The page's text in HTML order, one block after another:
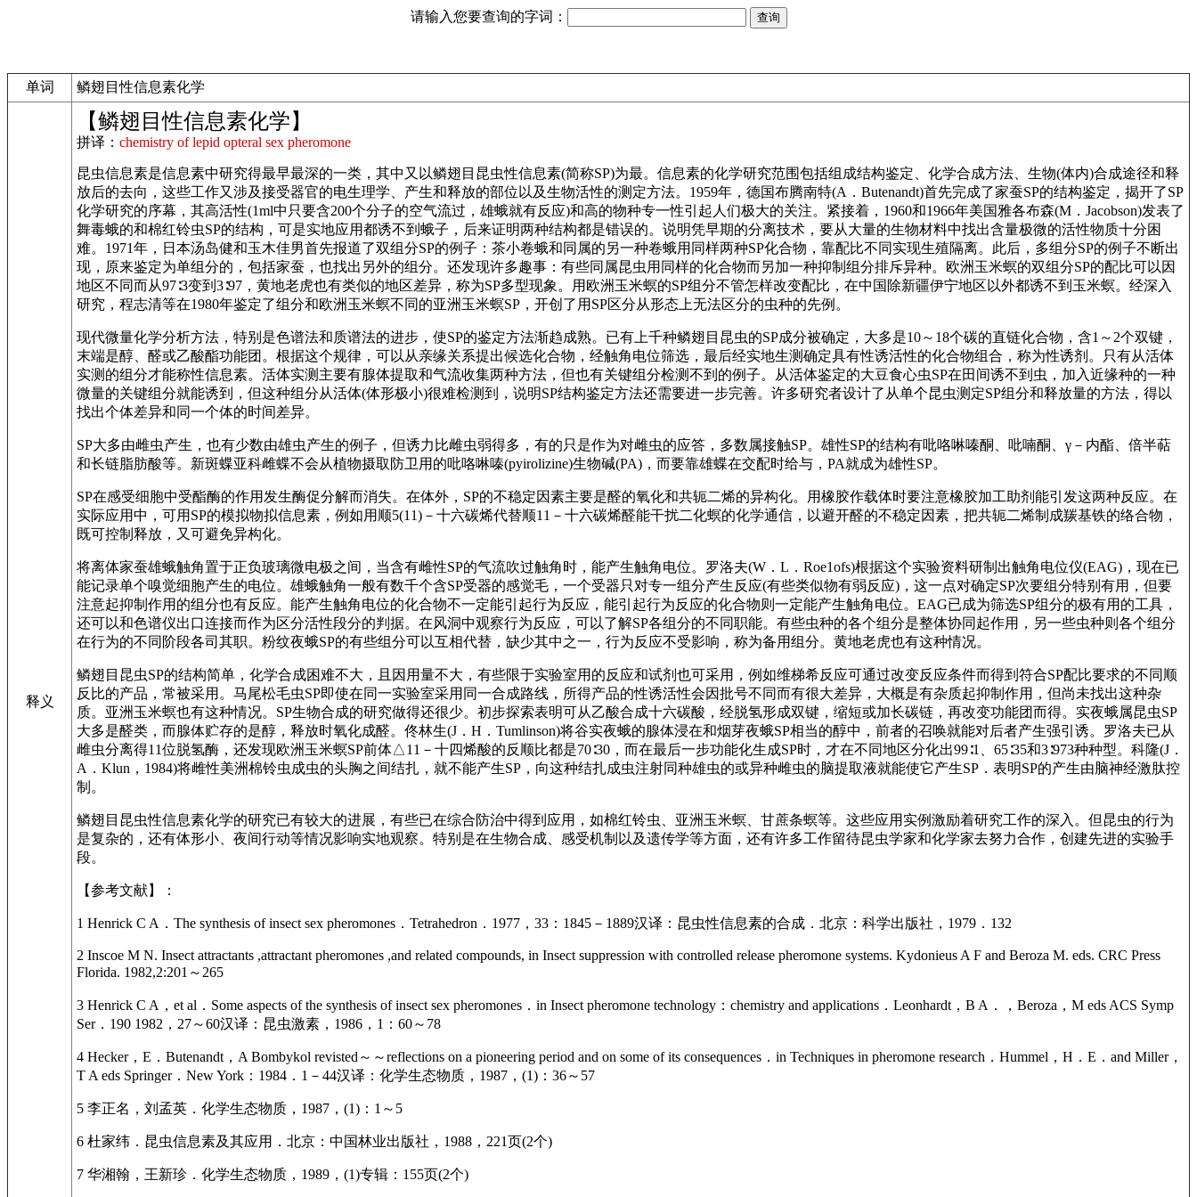
请输入您要查询的字词：
单词 鳞翅目性信息素化学
释义
【鳞翅目性信息素化学】
拼译： chemistry of lepid opteral sex pheromone
昆虫信息素是信息素中研究得最早最深的一类，其中又以鳞翅目昆虫性信息素(简称SP)为最。信息素的化学研究范围包括组成结构鉴定、化学合成方法、生物(体内)合成途径和释
放后的去向，这些工作又涉及接受器官的电生理学、产生和释放的部位以及生物活性的测定方法。1959年，德国布腾南特(A．Butenandt)首先完成了家蚕SP的结构鉴定，揭开了SP
化学研究的序幕，其高活性(1ml中只要含200个分子的空气流过，雄蛾就有反应)和高的物种专一性引起人们极大的关注。紧接着，1960和1966年美国雅各布森(M．Jacobson)发表了
舞毒蛾的和棉红铃虫SP的结构，可是实地应用都诱不到蛾子，后来证明两种结构都是错误的。说明凭早期的分离技术，要从大量的生物材料中找出含量极微的活性物质十分困
难。1971年，日本汤岛健和玉木佳男首先报道了双组分SP的例子：茶小卷蛾和同属的另一种卷蛾用同样两种SP化合物，靠配比不同实现生殖隔离。此后，多组分SP的例子不断出
现，原来鉴定为单组分的，包括家蚕，也找出另外的组分。还发现许多趣事：有些同属昆虫用同样的化合物而另加一种抑制组分排斥异种。欧洲玉米螟的双组分SP的配比可以因
地区不同而从97∶3变到3∶97，黄地老虎也有类似的地区差异，称为SP多型现象。用欧洲玉米螟的SP组分不管怎样改变配比，在中国除新疆伊宁地区以外都诱不到玉米螟。经深入
研究，程志清等在1980年鉴定了组分和欧洲玉米螟不同的亚洲玉米螟SP，开创了用SP区分从形态上无法区分的虫种的先例。
现代微量化学分析方法，特别是色谱法和质谱法的进步，使SP的鉴定方法渐趋成熟。已有上千种鳞翅目昆虫的SP成分被确定，大多是10～18个碳的直链化合物，含1～2个双键，
末端是醇、醛或乙酸酯功能团。根据这个规律，可以从亲缘关系提出候选化合物，经触角电位筛选，最后经实地生测确定具有性诱活性的化合物组合，称为性诱剂。只有从活体
实测的组分才能称性信息素。活体实测主要有腺体提取和气流收集两种方法，但也有关键组分检测不到的例子。从活体鉴定的大豆食心虫SP在田间诱不到虫，加入近缘种的一种
微量的关键组分就能诱到，但这种组分从活体(体形极小)很难检测到，说明SP结构鉴定方法还需要进一步完善。许多研究者设计了从单个昆虫测定SP组分和释放量的方法，得以
找出个体差异和同一个体的时间差异。
SP大多由雌虫产生，也有少数由雄虫产生的例子，但诱力比雌虫弱得多，有的只是作为对雌虫的应答，多数属接触SP。雄性SP的结构有吡咯啉嗪酮、吡喃酮、γ－内酯、倍半萜
和长链脂肪酸等。新斑蝶亚科雌蝶不会从植物摄取防卫用的吡咯啉嗪(pyirolizine)生物碱(PA)，而要靠雄蝶在交配时给与，PA就成为雄性SP。
SP在感受细胞中受酯酶的作用发生酶促分解而消失。在体外，SP的不稳定因素主要是醛的氧化和共轭二烯的异构化。用橡胶作载体时要注意橡胶加工助剂能引发这两种反应。在
实际应用中，可用SP的模拟物拟信息素，例如用顺5(11)－十六碳烯代替顺11－十六碳烯醛能干扰二化螟的化学通信，以避开醛的不稳定因素，把共轭二烯制成羰基铁的络合物，
既可控制释放，又可避免异构化。
将离体家蚕雄蛾触角置于正负玻璃微电极之间，当含有雌性SP的气流吹过触角时，能产生触角电位。罗洛夫(W．L．Roe1ofs)根据这个实验资料研制出触角电位仪(EAG)，现在已
能记录单个嗅觉细胞产生的电位。雄蛾触角一般有数千个含SP受器的感觉毛，一个受器只对专一组分产生反应(有些类似物有弱反应)，这一点对确定SP次要组分特别有用，但要
注意起抑制作用的组分也有反应。能产生触角电位的化合物不一定能引起行为反应，能引起行为反应的化合物则一定能产生触角电位。EAG已成为筛选SP组分的极有用的工具，
还可以和色谱仪出口连接而作为区分活性段分的判据。在风洞中观察行为反应，可以了解SP各组分的不同职能。有些虫种的各个组分是整体协同起作用，另一些虫种则各个组分
在行为的不同阶段各司其职。粉纹夜蛾SP的有些组分可以互相代替，缺少其中之一，行为反应不受影响，称为备用组分。黄地老虎也有这种情况。
鳞翅目昆虫SP的结构简单，化学合成困难不大，且因用量不大，有些限于实验室用的反应和试剂也可采用，例如维梯希反应可通过改变反应条件而得到符合SP配比要求的不同顺
反比的产品，常被采用。马尾松毛虫SP即使在同一实验室采用同一合成路线，所得产品的性诱活性会因批号不同而有很大差异，大概是有杂质起抑制作用，但尚未找出这种杂
质。亚洲玉米螟也有这种情况。SP生物合成的研究做得还很少。初步探索表明可从乙酸合成十六碳酸，经脱氢形成双键，缩短或加长碳链，再改变功能团而得。实夜蛾属昆虫SP
大多是醛类，而腺体贮存的是醇，释放时氧化成醛。佟林生(J．H．Tumlinson)将谷实夜蛾的腺体浸在和烟芽夜蛾SP相当的醇中，前者的召唤就能对后者产生强引诱。罗洛夫已从
雌虫分离得11位脱氢酶，还发现欧洲玉米螟SP前体△11－十四烯酸的反顺比都是70∶30，而在最后一步功能化生成SP时，才在不同地区分化出99∶1、65∶35和3∶973种种型。科隆(J．
A．Klun，1984)将雌性美洲棉铃虫成虫的头胸之间结扎，就不能产生SP，向这种结扎成虫注射同种雄虫的或异种雌虫的脑提取液就能使它产生SP．表明SP的产生由脑神经激肽控
制。
鳞翅目昆虫性信息素化学的研究已有较大的进展，有些已在综合防治中得到应用，如棉红铃虫、亚洲玉米螟、甘蔗条螟等。这些应用实例激励着研究工作的深入。但昆虫的行为
是复杂的，还有体形小、夜间行动等情况影响实地观察。特别是在生物合成、感受机制以及遗传学等方面，还有许多工作留待昆虫学家和化学家去努力合作，创建先进的实验手
段。
【参考文献】：
1 Henrick C A．The synthesis of insect sex pheromones．Tetrahedron．1977，33：1845－1889汉译：昆虫性信息素的合成．北京：科学出版社，1979．132
2 Inscoe M N. Insect attractants ,attractant pheromones ,and related compounds, in Insect suppression with controlled release pheromone systems. Kydonieus A F and Beroza M. eds. CRC Press
Florida. 1982,2:201～265
3 Henrick C A，et al．Some aspects of the synthesis of insect sex pheromones．in Insect pheromone technology：chemistry and applications．Leonhardt，B A．，Beroza，M eds ACS Symp
Ser．190 1982，27～60汉译：昆虫激素，1986，1：60～78
4 Hecker，E．Butenandt，A Bombykol revisted～～reflections on a pioneering period and on some of its consequences．in Techniques in pheromone research．Hummel，H．E．and Miller，
T A eds Springer．New York：1984．1－44汉译：化学生态物质，1987，(1)：36～57
5 李正名，刘孟英．化学生态物质，1987，(1)：1～5
6 杜家纬．昆虫信息素及其应用．北京：中国林业出版社，1988，221页(2个)
7 华湘翰，王新珍．化学生态物质，1989，(1)专辑：155页(2个)